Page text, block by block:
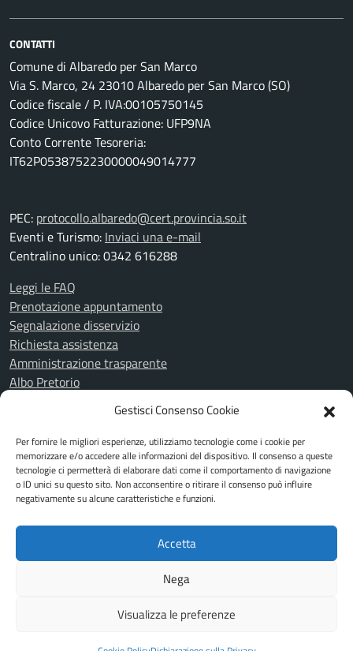
Gestisci Consenso Cookie
Per fornire le migliori esperienze, utilizziamo tecnologie come i cookie per
memorizzare e/o accedere alle informazioni del dispositivo. Il consenso a queste
tecnologie ci permetterà di elaborare dati come il comportamento di navigazione
o ID unici su questo sito. Non acconsentire o ritirare il consenso può influire
negativamente su alcune caratteristiche e funzioni.
Accetta
Nega
Visualizza le preferenze
CONTATTI
Comune di Albaredo per San Marco
Via S. Marco, 24 23010 Albaredo per San Marco (SO)
Codice fiscale / P. IVA:00105750145
Codice Unicovo Fatturazione: UFP9NA
Conto Corrente Tesoreria:
IT62P0538752230000049014777
PEC: protocollo.albaredo@cert.provincia.so.it
Eventi e Turismo: Inviaci una e-mail
Centralino unico: 0342 616288
Leggi le FAQ
Prenotazione appuntamento
Segnalazione disservizio
Richiesta assistenza
Amministrazione trasparente
Albo Pretorio
Note legali
Piano di miglioramento del sito
Dichiarazione di accessibilità
Feedback Accessibilità